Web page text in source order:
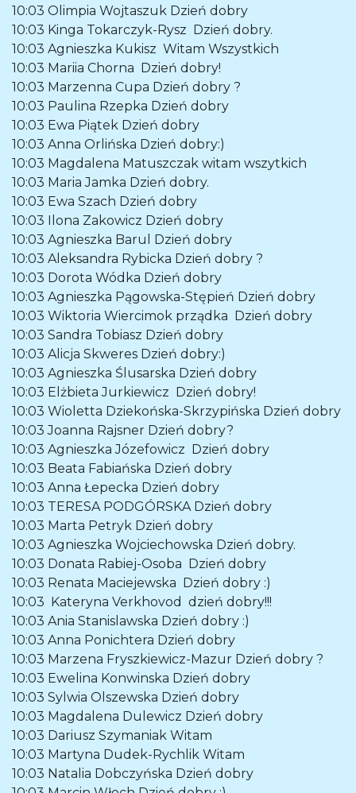
10:03 Olimpia Wojtaszuk Dzień dobry
10:03 Kinga Tokarczyk-Rysz Dzień dobry.
10:03 Agnieszka Kukisz Witam Wszystkich
10:03 Mariia Chorna Dzień dobry!
10:03 Marzenna Cupa Dzień dobry ?
10:03 Paulina Rzepka Dzień dobry
10:03 Ewa Piątek Dzień dobry
10:03 Anna Orlińska Dzień dobry:)
10:03 Magdalena Matuszczak witam wszytkich
10:03 Maria Jamka Dzień dobry.
10:03 Ewa Szach Dzień dobry
10:03 Ilona Zakowicz Dzień dobry
10:03 Agnieszka Barul
Dzień dobry
10:03 Aleksandra Rybicka Dzień dobry ?
10:03 Dorota Wódka Dzień dobry
10:03 Agnieszka Pągowska-Stępień Dzień dobry
10:03 Wiktoria Wiercimok prządka Dzień dobry
10:03 Sandra Tobiasz Dzień dobry
10:03 Alicja Skweres Dzień dobry:)
10:03 Agnieszka Ślusarska Dzień dobry
10:03 Elżbieta Jurkiewicz Dzień dobry!
10:03 Wioletta Dziekońska-Skrzypińska Dzień dobry
10:03 Joanna Rajsner Dzień dobry?
10:03 Agnieszka Józefowicz Dzień dobry
10:03 Beata Fabiańska Dzień dobry
10:03 Anna Łepecka Dzień dobry
10:03 TERESA PODGÓRSKA Dzień dobry
10:03 Marta Petryk Dzień dobry
10:03 Agnieszka Wojciechowska Dzień dobry.
10:03 Donata Rabiej-Osoba Dzień dobry
10:03 Renata Maciejewska Dzień dobry :)
10:03 Kateryna Verkhovod dzień dobry!!!
10:03 Ania Stanislawska Dzień dobry :)
10:03 Anna Ponichtera Dzień dobry
10:03 Marzena Fryszkiewicz-Mazur Dzień dobry ?
10:03 Ewelina Konwinska Dzień dobry
10:03 Sylwia Olszewska Dzień dobry
10:03 Magdalena Dulewicz Dzień dobry
10:03 Dariusz Szymaniak Witam
10:03 Martyna Dudek-Rychlik Witam
10:03 Natalia Dobczyńska Dzień dobry